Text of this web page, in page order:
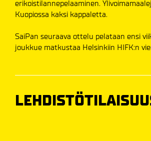
erikoistilannepelaaminen.
Kuopiossa kaksi kappaletta.
SaiPan seuraava ottelu pelataan ensi
joukkue matkustaa Helsinkiin HIFK:n